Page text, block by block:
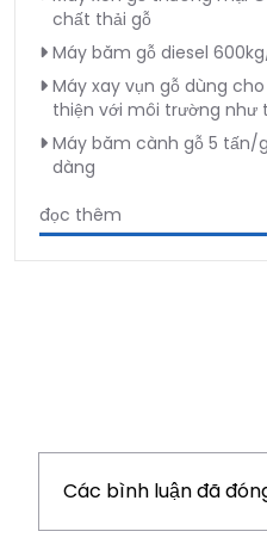
chất thải gỗ
Máy băm gỗ diesel
Máy xay vụn gỗ dùng
thiện với môi trường như
Máy băm cành gỗ 5 tấn/
dàng
đọc thêm
Các bình luận đã